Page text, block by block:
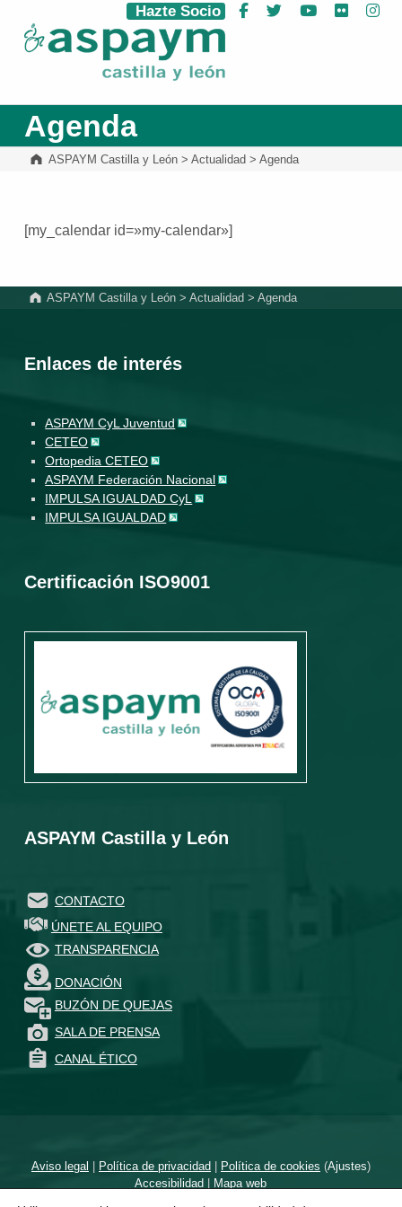
ASPAYM Castilla y León
Hazte Socio Facebook
Twitter YouTube
Flickr
Agenda
ASPAYM Castilla y León> Actualidad > Agenda
[my_calendar id=»my-calendar»]
ASPAYM Castilla y León >Actualidad >Agenda
Enlaces de interés
ASPAYM CyL Juventud
CETEO
Ortopedia CETEO
ASPAYM Federación Nacional
IMPULSA IGUALDAD CyL
IMPULSA IGUALDAD
Certificación ISO9001
ASPAYM Castilla y León
CONTACTO
ÚNETE AL EQUIPO
TRANSPARENCIA
DONACIÓN
BUZÓN DE QUEJAS
SALA DE PRENSA
CANAL ÉTICO
Aviso legal | Política de privacidad| Política de cookies (Ajustes)
Accesibilidad | Mapa web